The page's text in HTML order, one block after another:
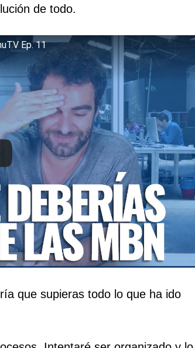
de todo.
Ep. 11
que supieras todo lo que ha ido